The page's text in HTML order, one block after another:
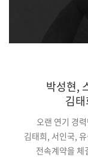
박성현,
김
오랜 연기 경
김태희, 서인국,
전속계약을